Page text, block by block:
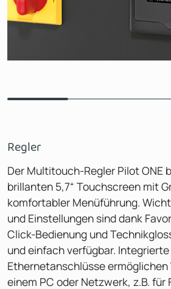
Regler
Der Multitouch-Regler Pilot ONE
brillanten 5,7“ Touchscreen mit
komfortabler Menüführung.
und Einstellungen sind dank
Click-Bedienung und
und einfach verfügbar. Integrierte
Ethernetanschlüsse ermöglichen
einem PC oder Netzwerk, z.B. für